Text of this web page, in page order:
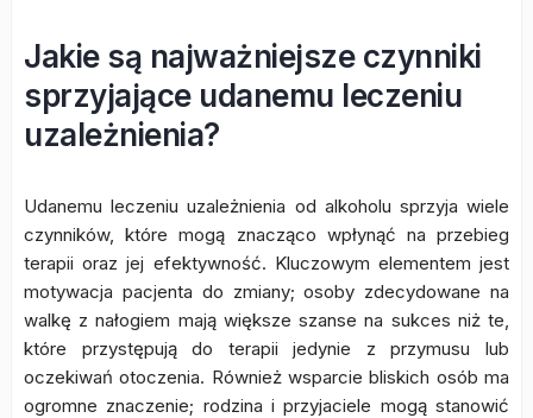
Jakie są najważniejsze czynniki
sprzyjające udanemu leczeniu
uzależnienia?
Udanemu leczeniu uzależnienia od alkoholu sprzyja wiele
czynników, które mogą znacząco wpłynąć na przebieg
terapii oraz jej efektywność. Kluczowym elementem jest
motywacja pacjenta do zmiany; osoby zdecydowane na
walkę z nałogiem mają większe szanse na sukces niż te,
które przystępują do terapii jedynie z przymusu lub
oczekiwań otoczenia. Również wsparcie bliskich osób ma
ogromne znaczenie; rodzina i przyjaciele mogą stanowić